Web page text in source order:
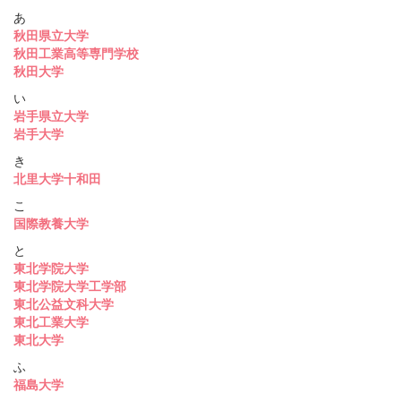
あ
秋田県立大学
秋田工業高等専門学校
秋田大学
い
岩手県立大学
岩手大学
き
北里大学十和田
こ
国際教養大学
と
東北学院大学
東北学院大学工学部
東北公益文科大学
東北工業大学
東北大学
ふ
福島大学